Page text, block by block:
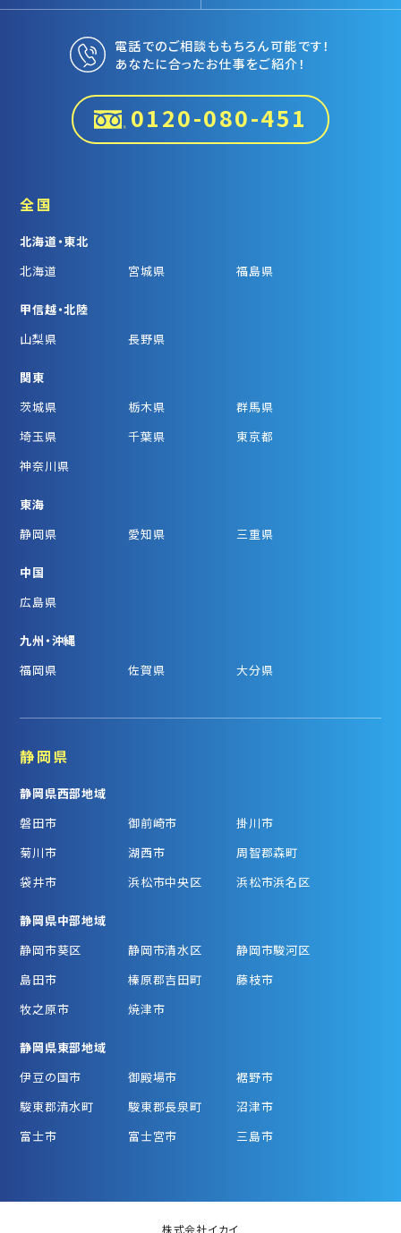
電話でのご相談ももちろん可能です！
あなたに合ったお仕事をご紹介！
0120-080-451
全国
北海道・東北
北海道
宮城県 福島県
甲信越・北陸
山梨県
長野県
関東
茨城県
栃木県
群馬県
埼玉県
千葉県
東京都
神奈川県
東海
静岡県
愛知県 三重県
中国
広島県
九州・沖縄
福岡県
佐賀県 大分県
静岡県
静岡県西部地域
磐田市
御前崎市
掛川市
菊川市
湖西市
周智郡森町
袋井市
浜松市中央区 浜松市浜名区
静岡県中部地域
静岡市葵区
静岡市清水区
静岡市駿河区
島田市
榛原郡吉田町
藤枝市
牧之原市
焼津市
静岡県東部地域
伊豆の国市
御殿場市
裾野市
駿東郡清水町
駿東郡長泉町
沼津市
富士市
富士宮市 三島市
株式会社イカイ